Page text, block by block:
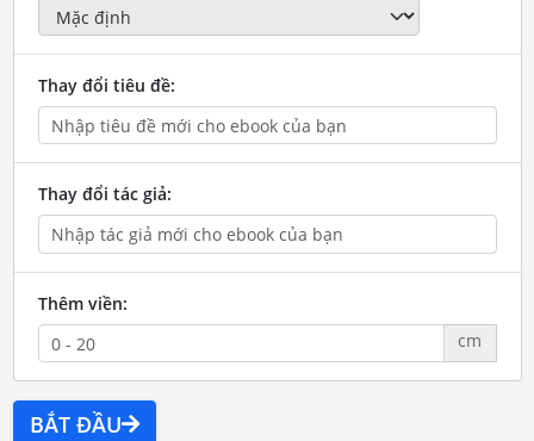
Thay đổi tiêu đề:
Thay đổi tác giả:
Thêm viền:
cm
BẮT ĐẦU